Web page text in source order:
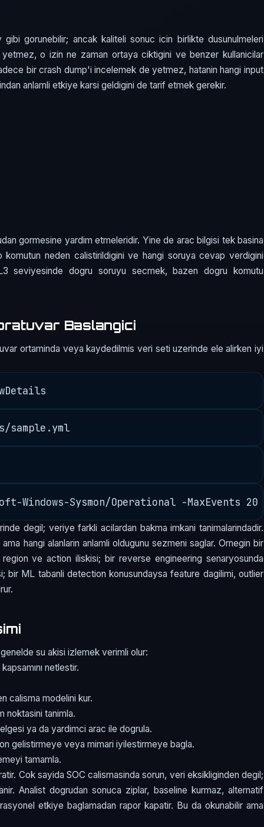
gorunebilir; ancak kaliteli sonuc icin birlikte dusunulmeleri
o izin ne zaman ortaya ciktigini ve benzer kullanicilar
bir crash dump'i incelemek de yetmez, hatanin hangi input
anlamli etkiye karsi geldigini de tarif etmek gerekir.
gormesine yardim etmeleridir. Yine de arac bilgisi tek basina
neden calistirildigini ve hangi soruya cevap verdigini
seviyesinde dogru soruyu secmek, bazen dogru komutu
Baslangici
ortaminda veya kaydedilmis veri seti uzerinde ele alirken iyi
degil; veriye farkli acilardan bakma imkani tanimalarindadir.
hangi alanlarin anlamli oldugunu sezmeni saglar. Ornegin bir
ve action iliskisi; bir reverse engineering senaryosunda
bir ML tabanli detection konusundaysa feature dagilimi, outlier
su akisi izlemek verimli olur:
netlestir.
calisma modelini kur.
noktasini tanimla.
ya da yardimci arac ile dogrula.
gelistirmeye veya mimari iyilestirmeye bagla.
tamamla.
Cok sayida SOC calismasinda sorun, veri eksikliginden degil;
Analist dogrudan sonuca ziplar, baseline kurmaz, alternatif
etkiye baglamadan rapor kapatir. Bu da okunabilir ama